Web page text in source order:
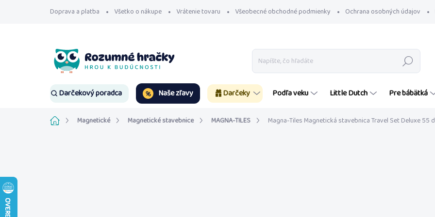
Doprava a platba Všetko o nákupe Vrátenie tovaru Všeobecné obchodné podmienky Ochrana osobných údajov
Hľadať
Darčekový poradca Naše zľavy Darčeky Podľa veku Little Dutch Pre bábätká
DomovMagnetické Magnetické stavebnice MAGNA-TILES Magna-Tiles Magnetická stavebnica Travel Set Deluxe 55